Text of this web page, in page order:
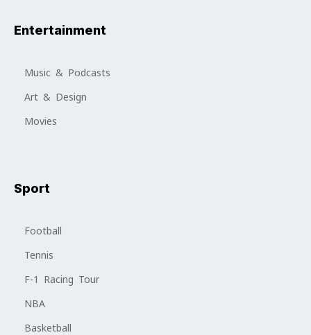
Entertainment
Music & Podcasts
Art & Design
Movies
Sport
Football
Tennis
F-1 Racing Tour
NBA
Basketball